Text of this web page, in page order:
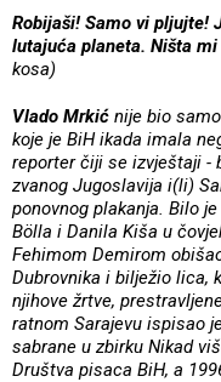
Robijaši! Samo vi pljujte!
lutajuća planeta. Ništa mi
kosa)
Vlado Mrkić nije bio
koje je BiH ikada imala
reporter čiji se izvještaji -
zvanog Jugoslavija i(li)
ponovnog plakanja. Bilo
Bölla i Danila Kiša u
Fehimom Demirom
Dubrovnika i bilježio lica,
njihove žrtve,
ratnom Sarajevu ispisao
sabrane u zbirku Nikad
Društva pisaca BiH, a